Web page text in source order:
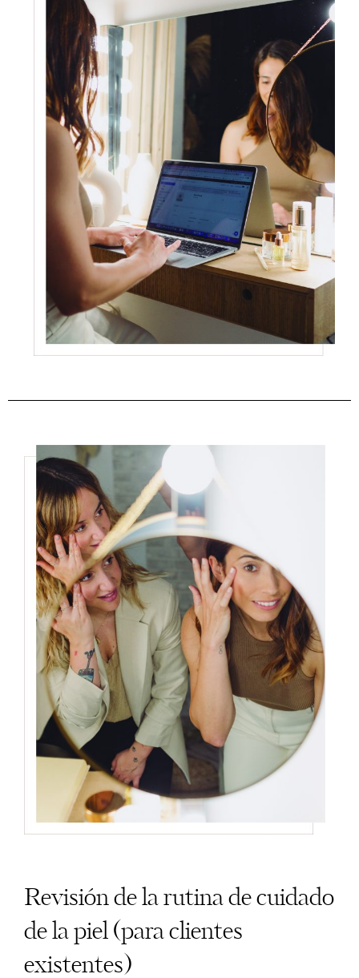
Revisión de la rutina de cuidado
de la piel (para clientes
existentes)